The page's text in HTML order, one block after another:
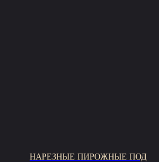
НАРЕЗНЫЕ ПИРОЖНЫЕ ПОД